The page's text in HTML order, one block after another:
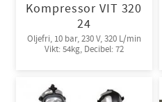
Kompressor VIT 320
24
Oljefri, 10 bar, 230 V, 320 L/min
Vikt: 54kg, Decibel: 72